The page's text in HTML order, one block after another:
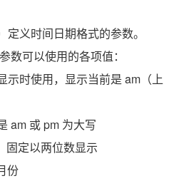
义时间日期格式的参数。
数可以使用的各项值：
示时使用，显示当前是 am（上
am 或 pm 为大写
固定以两位数显示
份